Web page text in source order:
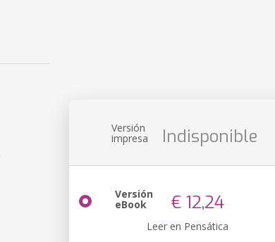
Versión
impresa Indisponible
Versión
eBook € 12,24
Leer en Pensática